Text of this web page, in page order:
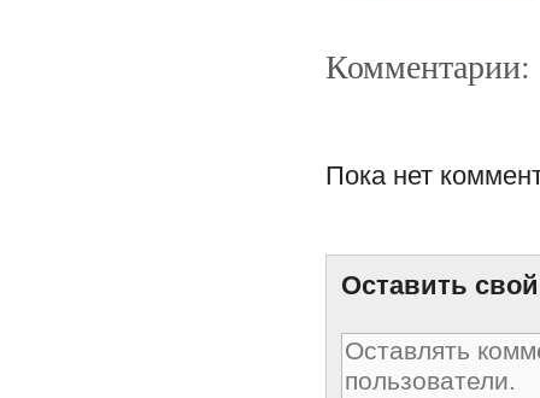
Комментарии:
Пока нет
Оставить